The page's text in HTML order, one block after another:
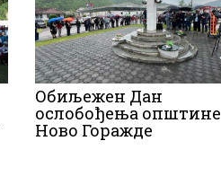
Обиљежен Дан
ослобођења општине
Ново Горажде